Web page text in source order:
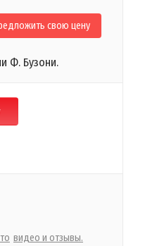
свою цену
Ф. Бузони.
видео и отзывы.